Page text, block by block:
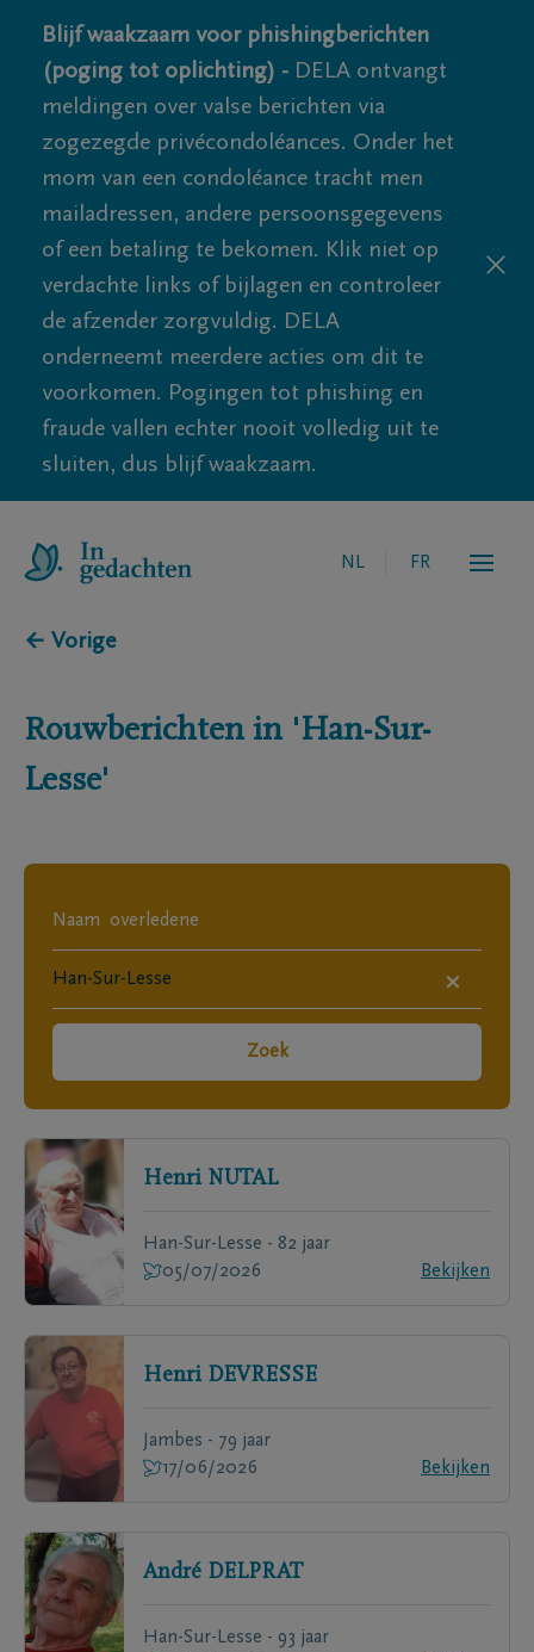
Blijf waakzaam voor phishingberichten
(poging tot oplichting) - DELA ontvangt
meldingen over valse berichten via
zogezegde privécondoléances. Onder het
mom van een condoléance tracht men
mailadressen, andere persoonsgegevens
of een betaling te bekomen. Klik niet op
verdachte links of bijlagen en controleer
de afzender zorgvuldig. DELA
onderneemt meerdere acties om dit te
voorkomen. Pogingen tot phishing en
fraude vallen echter nooit volledig uit te
sluiten, dus blijf waakzaam.
NL FR
← Vorige
Rouwberichten in 'Han-Sur-
Lesse'
×
Zoek
Henri NUTAL
Han-Sur-Lesse - 82 jaar
05/07/2026
Bekijken
Henri DEVRESSE
Jambes - 79 jaar
17/06/2026
Bekijken
André DELPRAT
Han-Sur-Lesse - 93 jaar